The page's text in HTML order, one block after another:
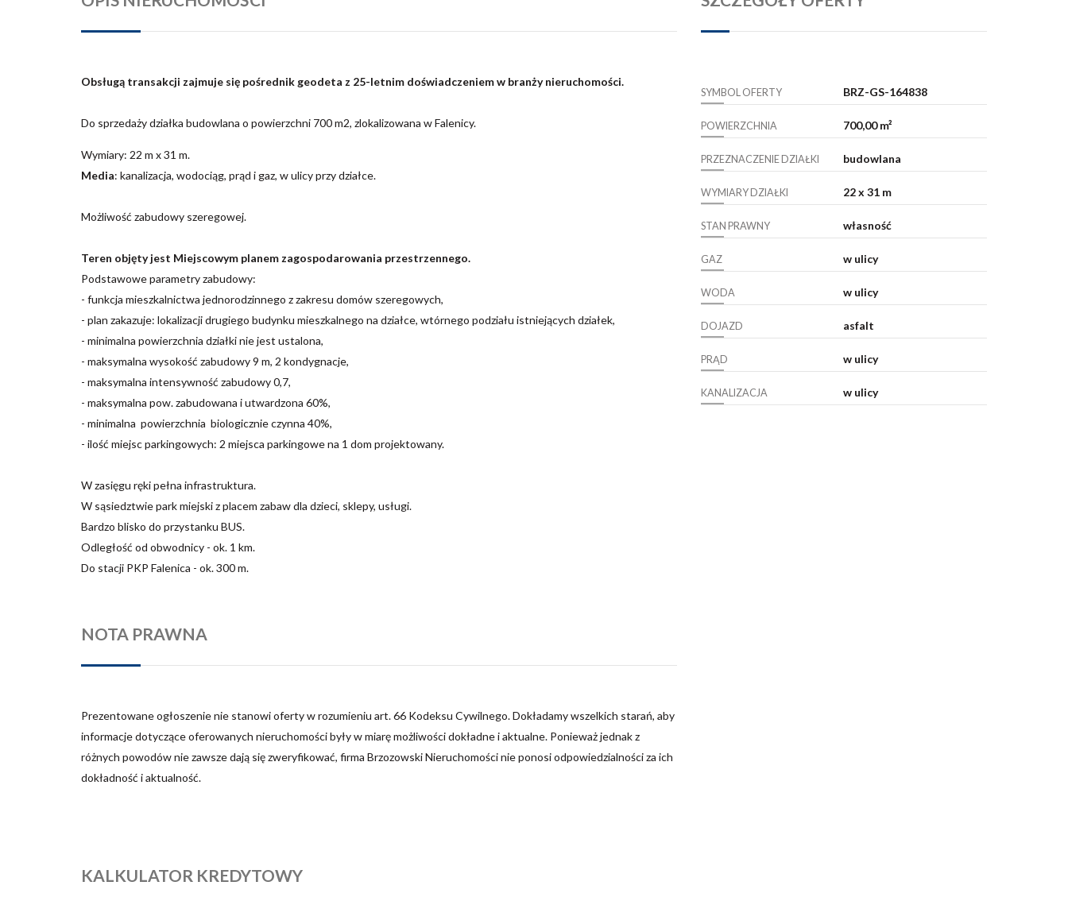
Obsługą transakcji zajmuje się pośrednik geodeta z 25-letnim doświadczeniem w branży nieruchomości.
Do sprzedaży działka budowlana o powierzchni 700 m2, zlokalizowana w Falenicy.
Wymiary: 22 m x 31 m.
Media: kanalizacja, wodociąg, prąd i gaz, w ulicy przy działce.
Możliwość zabudowy szeregowej.
Teren objęty jest Miejscowym planem zagospodarowania przestrzennego.
Podstawowe parametry zabudowy:
- funkcja mieszkalnictwa jednorodzinnego z zakresu domów szeregowych,
- plan zakazuje: lokalizacji drugiego budynku mieszkalnego na działce, wtórnego podziału istniejących działek,
- minimalna powierzchnia działki nie jest ustalona,
- maksymalna wysokość zabudowy 9 m, 2 kondygnacje,
- maksymalna intensywność zabudowy 0,7,
- maksymalna pow. zabudowana i utwardzona 60%,
- minimalna powierzchnia biologicznie czynna 40%,
- ilość miejsc parkingowych: 2 miejsca parkingowe na 1 dom projektowany.
W zasięgu ręki pełna infrastruktura.
W sąsiedztwie park miejski z placem zabaw dla dzieci, sklepy, usługi.
Bardzo blisko do przystanku BUS.
Odległość od obwodnicy - ok. 1 km.
Do stacji PKP Falenica - ok. 300 m.
NOTA PRAWNA
Prezentowane ogłoszenie nie stanowi oferty w rozumieniu art. 66 Kodeksu Cywilnego. Dokładamy wszelkich starań, aby
informacje dotyczące oferowanych nieruchomości były w miarę możliwości dokładne i aktualne. Ponieważ jednak z
różnych powodów nie zawsze dają się zweryfikować, firma Brzozowski Nieruchomości nie ponosi odpowiedzialności za ich
dokładność i aktualność.
SYMBOL OFERTY BRZ-GS-164838
POWIERZCHNIA 700,00 m²
PRZEZNACZENIE DZIAŁKI budowlana
WYMIARY DZIAŁKI 22 x 31 m
STAN PRAWNY własność
GAZ w ulicy
WODA w ulicy
DOJAZD asfalt
PRĄD w ulicy
KANALIZACJA w ulicy
KALKULATOR KREDYTOWY